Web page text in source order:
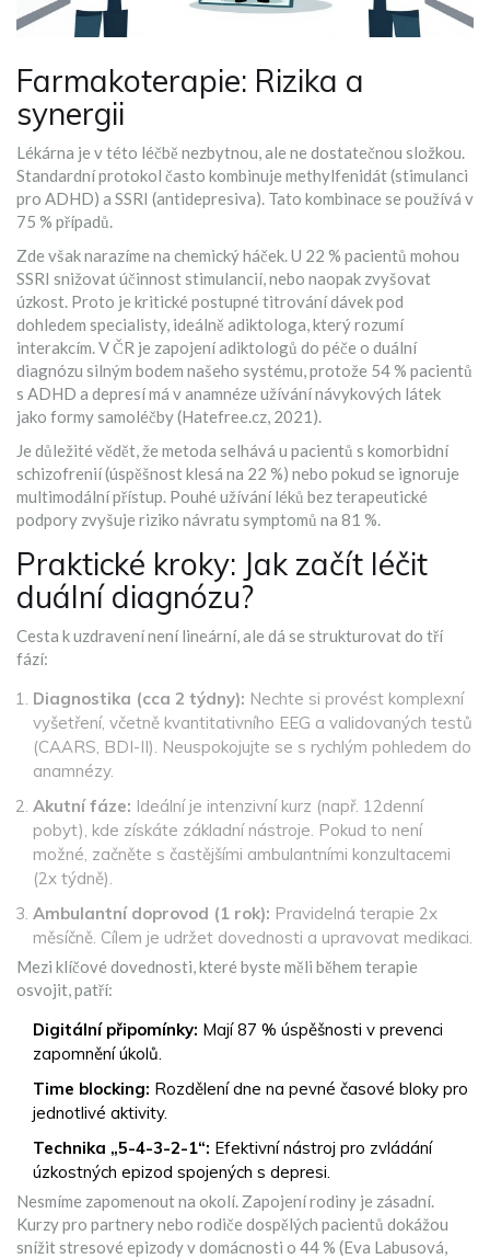
Farmakoterapie: Rizika a
synergii
Lékárna je v této léčbě nezbytnou, ale ne dostatečnou složkou.
Standardní protokol často kombinuje methylfenidát (stimulanci
pro ADHD) a SSRI (antidepresiva). Tato kombinace se používá v
75 % případů.
Zde však narazíme na chemický háček. U 22 % pacientů mohou
SSRI snižovat účinnost stimulancií, nebo naopak zvyšovat
úzkost. Proto je kritické postupné titrování dávek pod
dohledem specialisty, ideálně adiktologa, který rozumí
interakcím. V ČR je zapojení adiktologů do péče o duální
diagnózu silným bodem našeho systému, protože 54 % pacientů
s ADHD a depresí má v anamnéze užívání návykových látek
jako formy samoléčby (Hatefree.cz, 2021).
Je důležité vědět, že metoda selhává u pacientů s komorbidní
schizofrenií (úspěšnost klesá na 22 %) nebo pokud se ignoruje
multimodální přístup. Pouhé užívání léků bez terapeutické
podpory zvyšuje riziko návratu symptomů na 81 %.
Praktické kroky: Jak začít léčit
duální diagnózu?
Cesta k uzdravení není lineární, ale dá se strukturovat do tří
fází:
Diagnostika (cca 2 týdny): Nechte si provést komplexní
vyšetření, včetně kvantitativního EEG a validovaných testů
(CAARS, BDI-II). Neuspokojujte se s rychlým pohledem do
anamnézy.
Akutní fáze: Ideální je intenzivní kurz (např. 12denní
pobyt), kde získáte základní nástroje. Pokud to není
možné, začněte s častějšími ambulantními konzultacemi
(2x týdně).
Ambulantní doprovod (1 rok): Pravidelná terapie 2x
měsíčně. Cílem je udržet dovednosti a upravovat medikaci.
Mezi klíčové dovednosti, které byste měli během terapie
osvojit, patří:
Digitální připomínky: Mají 87 % úspěšnosti v prevenci
zapomnění úkolů.
Time blocking: Rozdělení dne na pevné časové bloky pro
jednotlivé aktivity.
Technika „5-4-3-2-1“: Efektivní nástroj pro zvládání
úzkostných epizod spojených s depresi.
Nesmíme zapomenout na okolí. Zapojení rodiny je zásadní.
Kurzy pro partnery nebo rodiče dospělých pacientů dokážou
snížit stresové epizody v domácnosti o 44 % (Eva Labusová,